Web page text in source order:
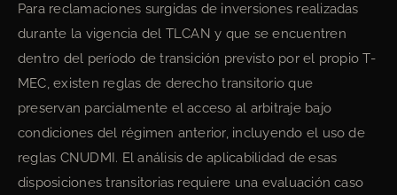
Para reclamaciones surgidas de inversiones realizadas
durante la vigencia del TLCAN y que se encuentren
dentro del período de transición previsto por el propio T-
MEC, existen reglas de derecho transitorio que
preservan parcialmente el acceso al arbitraje bajo
condiciones del régimen anterior, incluyendo el uso de
reglas CNUDMI. El análisis de aplicabilidad de esas
disposiciones transitorias requiere una evaluación caso